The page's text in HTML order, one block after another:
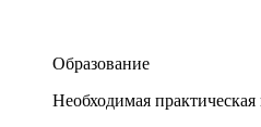
Образование
Необходимая